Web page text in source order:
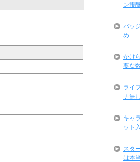
ン報
バッ
め
かけ
要な
ライ
ナ無
キャ
ット
スタ
は本